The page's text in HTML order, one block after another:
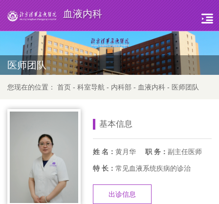
血液内科
医师团队
您现在的位置： 首页 - 科室导航 - 内科部 - 血液内科 - 医师团队
基本信息
姓 名： 黄月华 职 务：副主任医师
特 长： 常见血液系统疾病的诊治
出诊信息